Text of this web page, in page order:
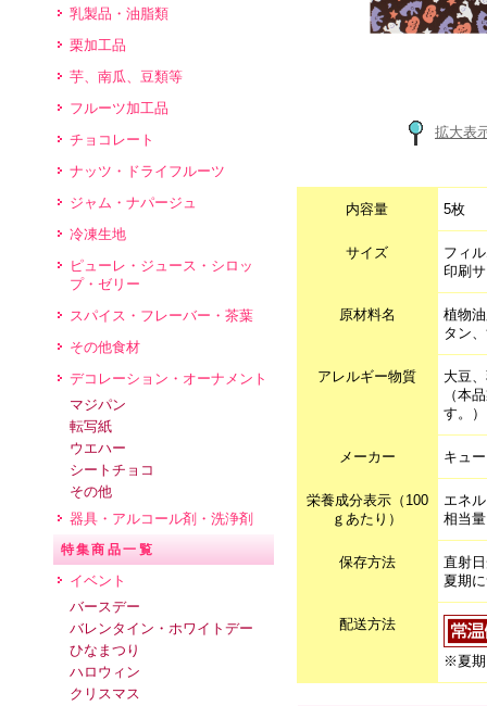
乳製品・油脂類
栗加工品
芋、南瓜、豆類等
フルーツ加工品
チョコレート
ナッツ・ドライフルーツ
ジャム・ナパージュ
冷凍生地
ピューレ・ジュース・シロッ
プ・ゼリー
スパイス・フレーバー・茶葉
その他食材
デコレーション・オーナメント
マジパン
転写紙
ウエハー
シートチョコ
その他
器具・アルコール剤・洗浄剤
特集商品一覧
イベント
バースデー
バレンタイン・ホワイトデー
ひなまつり
ハロウィン
クリスマス
拡大表
内容量 5枚
サイズ
フィ
印刷
原材料名
植物
タン
アレルギー物質
大豆
（本
す。）
メーカー キュ
栄養成分表示（100
ｇあたり）
エネ
相当
保存方法
直射
夏期
配送方法
※夏期